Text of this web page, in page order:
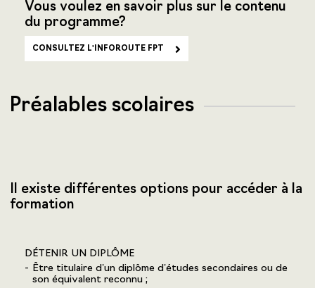
Vous voulez en savoir plus sur le contenu
du programme?
CONSULTEZ L'INFOROUTE FPT
Préalables scolaires
Il existe différentes options pour accéder à la
formation
DÉTENIR UN DIPLÔME
Être titulaire d’un diplôme d’études secondaires ou de
son équivalent reconnu ;